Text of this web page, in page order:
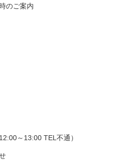
のご案内
～13:00 TEL不通）